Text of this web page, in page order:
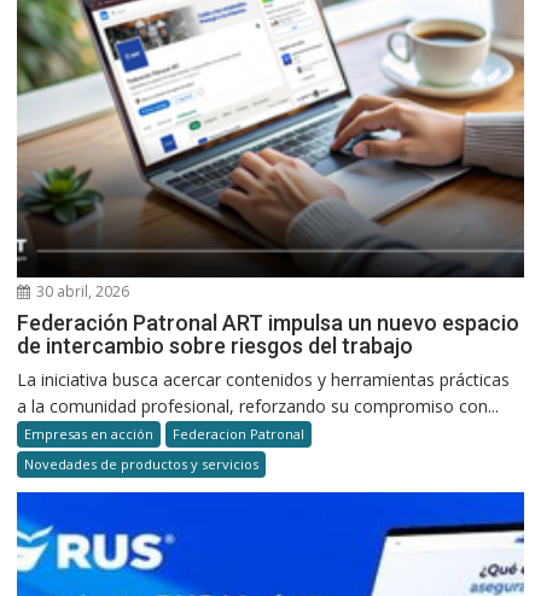
30 abril, 2026
Federación Patronal ART impulsa un nuevo espacio
de intercambio sobre riesgos del trabajo
La iniciativa busca acercar contenidos y herramientas prácticas
a la comunidad profesional, reforzando su compromiso con...
Empresas en acción
Federacion Patronal
Novedades de productos y servicios